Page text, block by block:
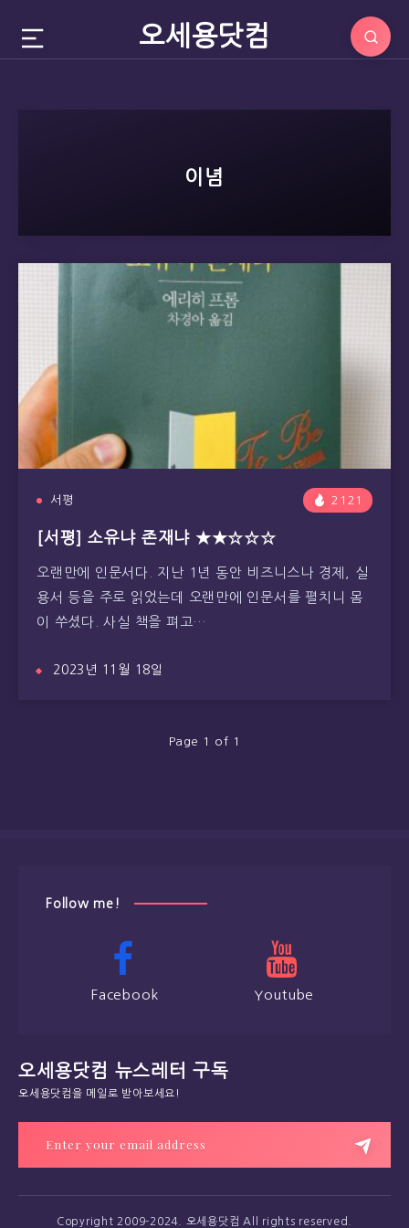
오세용닷컴
이념
서평 2121
[서평] 소유냐 존재냐 ★★☆☆☆
오랜만에 인문서다. 지난 1년 동안 비즈니스나 경제, 실
용서 등을 주로 읽었는데 오랜만에 인문서를 펼치니 몸
이 쑤셨다. 사실 책을 펴고…
2023년 11월 18일
Page 1 of 1
Follow me!
Facebook Youtube
오세용닷컴 뉴스레터 구독
오세용닷컴을 메일로 받아보세요!
Copyright 2009-2024. 오세용닷컴 All rights reserved.